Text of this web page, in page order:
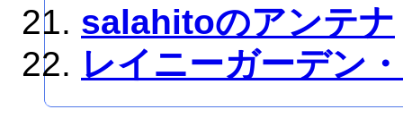
salahitoのアンテナ
レイニーガーデン